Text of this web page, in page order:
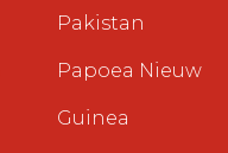
Pakistan
Papoea Nieuw
Guinea